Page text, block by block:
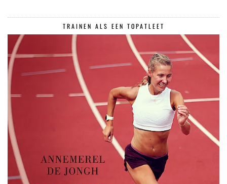
TRAINEN ALS EEN TOPATLEET